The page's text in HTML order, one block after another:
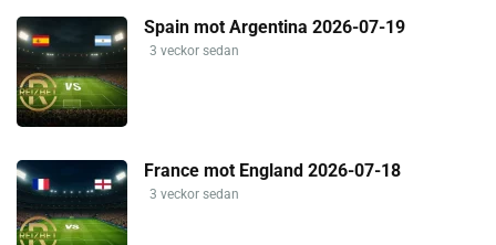
Spain mot Argentina 2026-07-19
3 veckor sedan
France mot England 2026-07-18
3 veckor sedan